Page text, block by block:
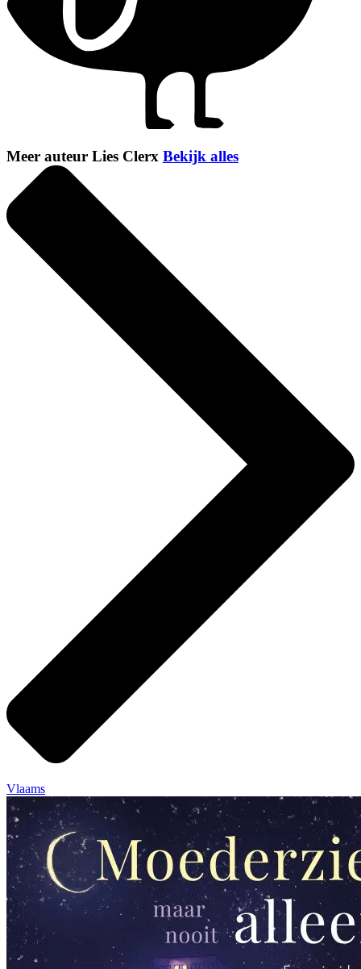
Meer auteur Lies Clerx Bekijk alles
Vlaams